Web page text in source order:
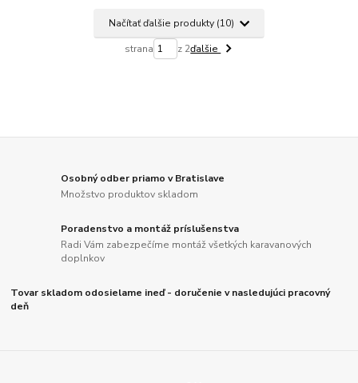
Načítať ďalšie produkty (10)
strana z 2ďalšie
Osobný odber priamo v Bratislave
Množstvo produktov skladom
Poradenstvo a montáž príslušenstva
Radi Vám zabezpečíme montáž všetkých karavanových
doplnkov
Tovar skladom odosielame ineď - doručenie v nasledujúci pracovný
deň